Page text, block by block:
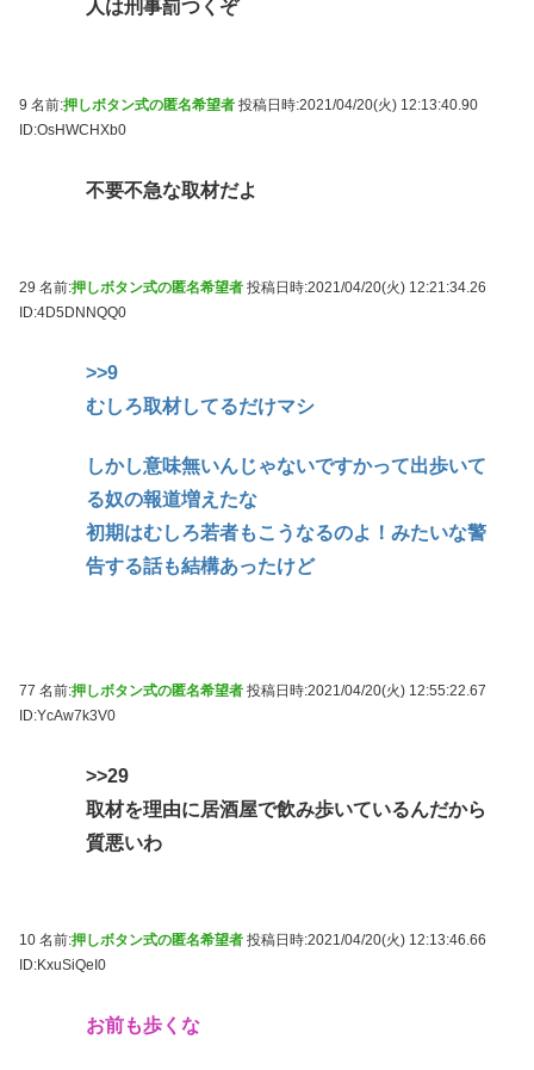
人は刑事罰つくぞ
9 名前:押しボタン式の匿名希望者 投稿日時:2021/04/20(火) 12:13:40.90
ID:OsHWCHXb0
不要不急な取材だよ
29 名前:押しボタン式の匿名希望者 投稿日時:2021/04/20(火) 12:21:34.26
ID:4D5DNNQQ0
>>9
むしろ取材してるだけマシ
しかし意味無いんじゃないですかって出歩いて
る奴の報道増えたな
初期はむしろ若者もこうなるのよ！みたいな警
告する話も結構あったけど
77 名前:押しボタン式の匿名希望者 投稿日時:2021/04/20(火) 12:55:22.67
ID:YcAw7k3V0
>>29
取材を理由に居酒屋で飲み歩いているんだから
質悪いわ
10 名前:押しボタン式の匿名希望者 投稿日時:2021/04/20(火) 12:13:46.66
ID:KxuSiQeI0
お前も歩くな